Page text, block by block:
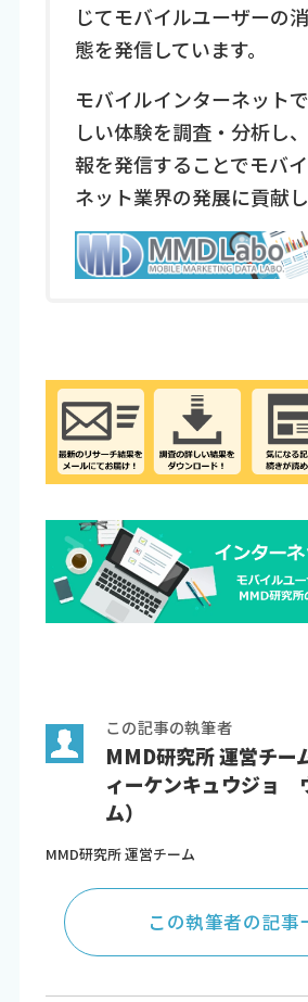
じてモバイルユーザーの
態を発信しています。
モバイルインターネット
しい体験を調査・分析し
報を発信することでモバ
ネット業界の発展に貢献し
この記事の執筆者
MMD研究所 運営チー
ィーケンキュウジョ
ム）
MMD研究所 運営チーム
この執筆者の記事